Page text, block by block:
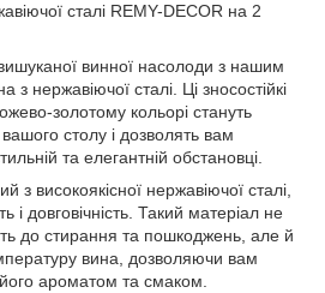
сталі REMY-DECOR на 2
винної насолоди з нашим
з нержавіючої сталі. Ці зносостійкі
золотому кольорі стануть
столу і дозволять вам
та елегантній обстановці.
з високоякісної нержавіючої сталі,
і довговічність. Такий матеріал не
до стирання та пошкоджень, але й
вина, дозволяючи вам
ароматом та смаком.